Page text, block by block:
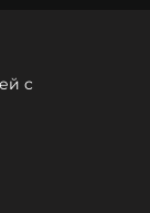
c